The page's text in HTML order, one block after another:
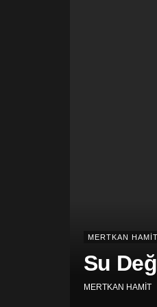
MERTKAN HAMİT
Su
MERTKAN HAMİT